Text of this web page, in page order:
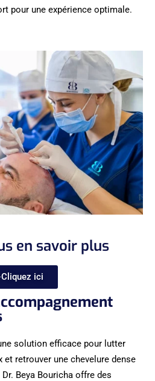
pour une expérience optimale.
en savoir plus
Cliquez ici
solution efficace pour lutter
et retrouver une chevelure dense
Beya Bouricha offre des